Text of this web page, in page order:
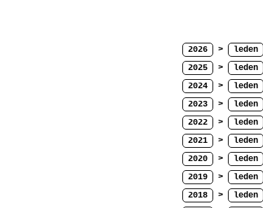
2026 > leden
2025
> leden
2024
> leden
2023
> leden
2022
> leden
2021
> leden
2020
> leden
2019
> leden
2018
> leden